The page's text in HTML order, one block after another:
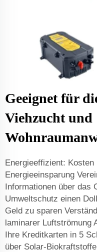
Geeignet für
Viehzucht und
Energieeffizient: Kosten
Energieeinsparung
Informationen über das
Umweltschutz einen
Geld zu sparen
laminarer Luftströmung
Ihre Kreditkarten in 5
über Solar-